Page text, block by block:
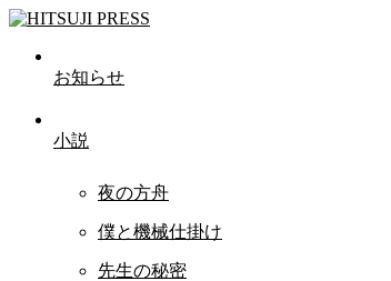
お知らせ
小説
夜の方舟
僕と機械仕掛け
先生の秘密